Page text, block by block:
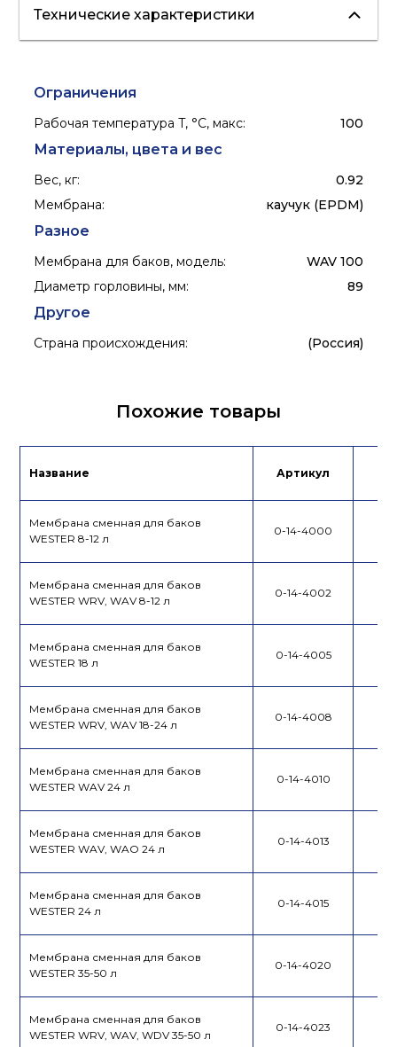
Технические характеристики
Ограничения
Рабочая температура T, °C, макс: 100
Материалы, цвета и вес
Вес, кг:
0.92
Мембрана: каучук (EPDM)
Разное
Мембрана для баков, модель:
WAV 100
Диаметр горловины, мм: 89
Другое
Страна происхождения: (Россия)
Похожие товары
Название Артикул
Мембрана сменная для баков
WESTER 8-12 л
0-14-4000
Мембрана сменная для баков
WESTER WRV, WAV 8-12 л
0-14-4002
Мембрана сменная для баков
WESTER 18 л
0-14-4005
Мембрана сменная для баков
WESTER WRV, WAV 18-24 л
0-14-4008
Мембрана сменная для баков
WESTER WAV 24 л
0-14-4010
Мембрана сменная для баков
WESTER WAV, WAO 24 л
0-14-4013
Мембрана сменная для баков
WESTER 24 л
0-14-4015
Мембрана сменная для баков
WESTER 35-50 л
0-14-4020
Мембрана сменная для баков
WESTER WRV, WAV, WDV 35-50 л
0-14-4023